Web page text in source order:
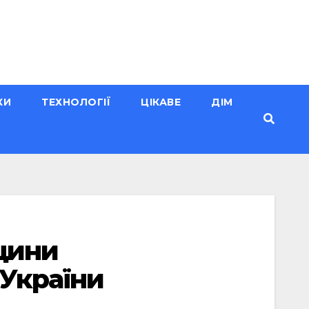
ТЕХНОЛОГІЇ ЦІКАВЕ ДІМ